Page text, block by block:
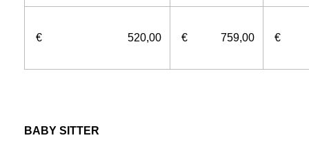
€ 520,00 € 759,00 €
BABY SITTER